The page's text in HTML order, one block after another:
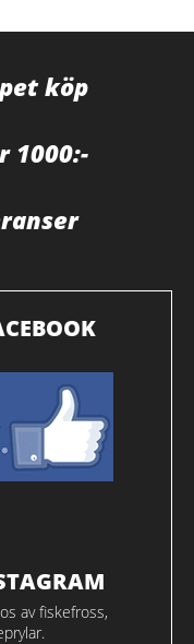
köp
1000:-
av fiskefross,